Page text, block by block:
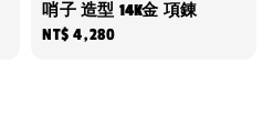
哨子 造型 14K金 項錬
Regular
NT$ 4,280